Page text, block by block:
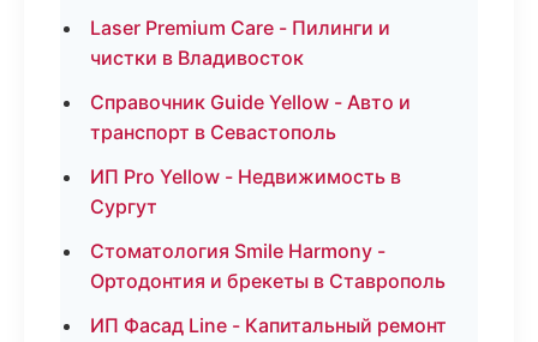
Laser Premium Care - Пилинги и
чистки в Владивосток
Справочник Guide Yellow - Авто и
транспорт в Севастополь
ИП Pro Yellow - Недвижимость в
Сургут
Стоматология Smile Harmony -
Ортодонтия и брекеты в Ставрополь
ИП Фасад Line - Капитальный ремонт